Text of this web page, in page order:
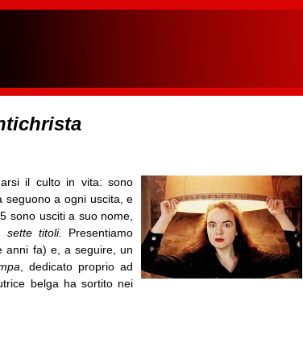
il culto in vita: sono
seguono a ogni uscita, e
sono usciti a suo nome,
sette titoli.
Presentiamo
anni fa) e, a seguire, un
, dedicato proprio ad
belga ha sortito nei